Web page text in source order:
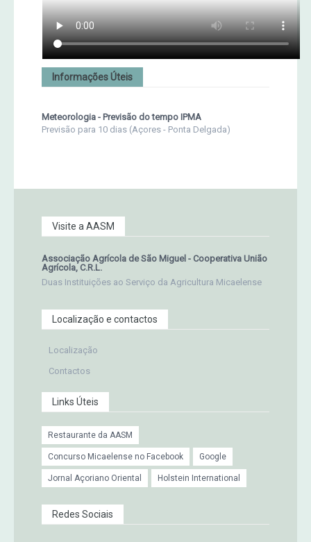
Informações Úteis
Meteorologia - Previsão do tempo IPMA
Previsão para 10 dias (Açores - Ponta Delgada)
Visite a AASM
Associação Agrícola de São Miguel - Cooperativa União
Agrícola, C.R.L.
Duas Instituições ao Serviço da Agricultura Micaelense
Localização e contactos
Localização
Contactos
Links Úteis
Restaurante da AASM
Concurso Micaelense no Facebook Google
Jornal Açoriano Oriental Holstein International
Redes Sociais